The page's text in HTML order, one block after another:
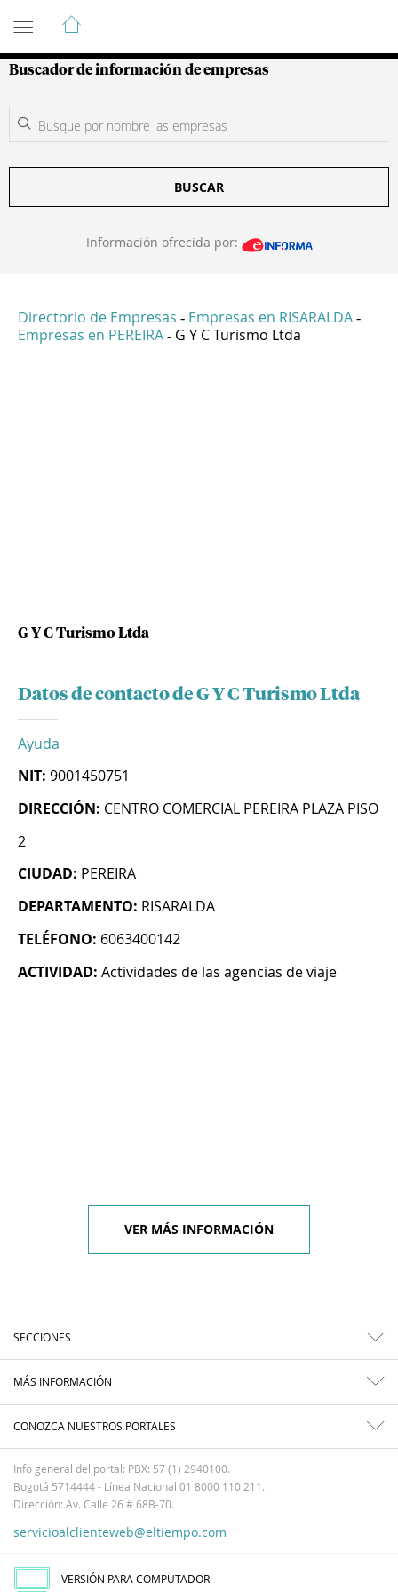
Guía de Empresas Colombianas
Buscador de información de empresas
BUSCAR
Información ofrecida por:
Directorio de Empresas - Empresas en RISARALDA -
Empresas en PEREIRA - G Y C Turismo Ltda
G Y C Turismo Ltda
Datos de contacto de G Y C Turismo Ltda
Ayuda
NIT: 9001450751
DIRECCIÓN: CENTRO COMERCIAL PEREIRA PLAZA PISO
2
CIUDAD: PEREIRA
DEPARTAMENTO: RISARALDA
TELÉFONO: 6063400142
ACTIVIDAD: Actividades de las agencias de viaje
VER MÁS INFORMACIÓN
SECCIONES
MÁS INFORMACIÓN
CONOZCA NUESTROS PORTALES
Info general del portal: PBX: 57 (1) 2940100.
Bogotá 5714444 - Línea Nacional 01 8000 110 211.
Dirección: Av. Calle 26 # 68B-70.
servicioalclienteweb@eltiempo.com
VERSIÓN PARA COMPUTADOR